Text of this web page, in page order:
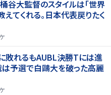
谷大監督のスタイルは「世界
てくれる。日本代表戻りたく
敗れるもAUBL決勝Tには進
予選で白鷗大を破った高麗